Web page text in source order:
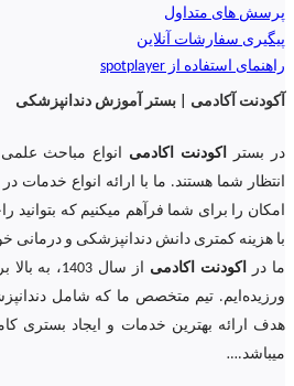
پرسش های متداول
پیگیری سفارشات آنلاین
راهنمای استفاده از spotplayer
آکودنت آکادمی | بستر آموزش دندانپزشکی
در بستر اکودنت اکادمی انواع مباحث
انتظار شما هستند. ما با ارائه انواع خدمات
امکان را برای شما فرآهم میکنیم که بتوانید
با هزینه کمتری دانش دندانپزشکی و درمانی
ما در
اکودنت اکادمی
از سال
ورزیده‌‌ایم. تیم متخصص ما که شامل
هدف ارائه بهترین خدمات و ایجاد بستری
میباشد.…